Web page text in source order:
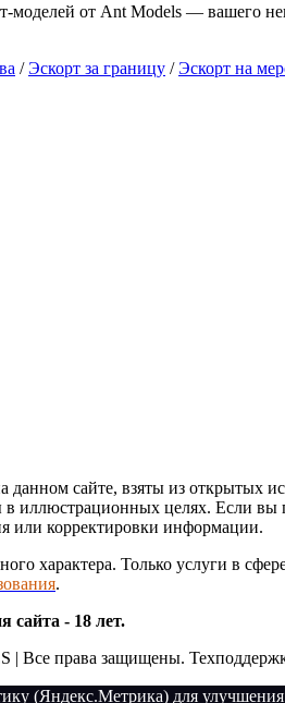
моделей от Ant Models — вашего
/Эскорт за границу /Эскорт на
сайте, взяты из открытых
целях. Если вы
или корректировки информации.
характера. Только услуги в
.
сайта - 18 лет.
права защищены.
(Яндекс.Метрика) для